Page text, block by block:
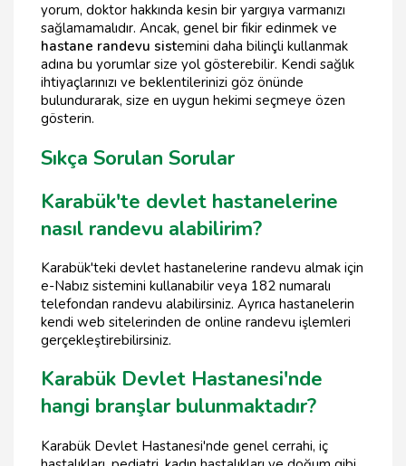
yorum, doktor hakkında kesin bir yargıya varmanızı
sağlamamalıdır. Ancak, genel bir fikir edinmek ve
hastane randevu sistemini daha bilinçli kullanmak
adına bu yorumlar size yol gösterebilir. Kendi sağlık
ihtiyaçlarınızı ve beklentilerinizi göz önünde
bulundurarak, size en uygun hekimi seçmeye özen
gösterin.
Sıkça Sorulan Sorular
Karabük'te devlet hastanelerine
nasıl randevu alabilirim?
Karabük'teki devlet hastanelerine randevu almak için
e-Nabız sistemini kullanabilir veya 182 numaralı
telefondan randevu alabilirsiniz. Ayrıca hastanelerin
kendi web sitelerinden de online randevu işlemleri
gerçekleştirebilirsiniz.
Karabük Devlet Hastanesi'nde
hangi branşlar bulunmaktadır?
Karabük Devlet Hastanesi'nde genel cerrahi, iç